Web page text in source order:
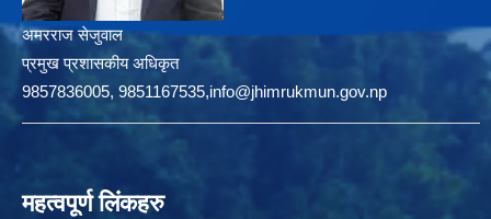
अमरराज सेजुवाल
प्रमुख प्रशासकीय अधिकृत
9857836005, 9851167535,info@jhimrukmun.gov.np
महत्वपूर्ण लिंकहरु